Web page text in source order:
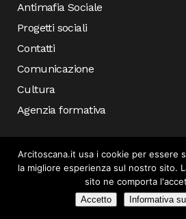
Antimafia Sociale
Progetti sociali
Contatti
Comunicazione
Cultura
Agenzia formativa
© COPYRIGHT 2019 ARCI TOSCANA –
Arcitoscana.it usa i cookie per essere
la migliore esperienza sul nostro sito.
sito ne comporta
Accetto Informativa